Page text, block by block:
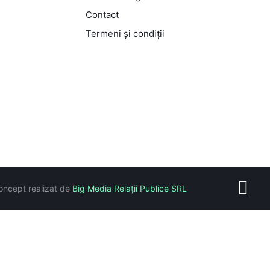
Contact
Termeni și condiții
realizat de Big Media Relații Publice SRL